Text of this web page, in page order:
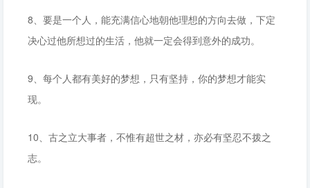
8、要是一个人，能充满信心地朝他理想的方向去做，下定
决心过他所想过的生活，他就一定会得到意外的成功。
9、每个人都有美好的梦想，只有坚持，你的梦想才能实
现。
10、古之立大事者，不惟有超世之材，亦必有坚忍不拨之
志。